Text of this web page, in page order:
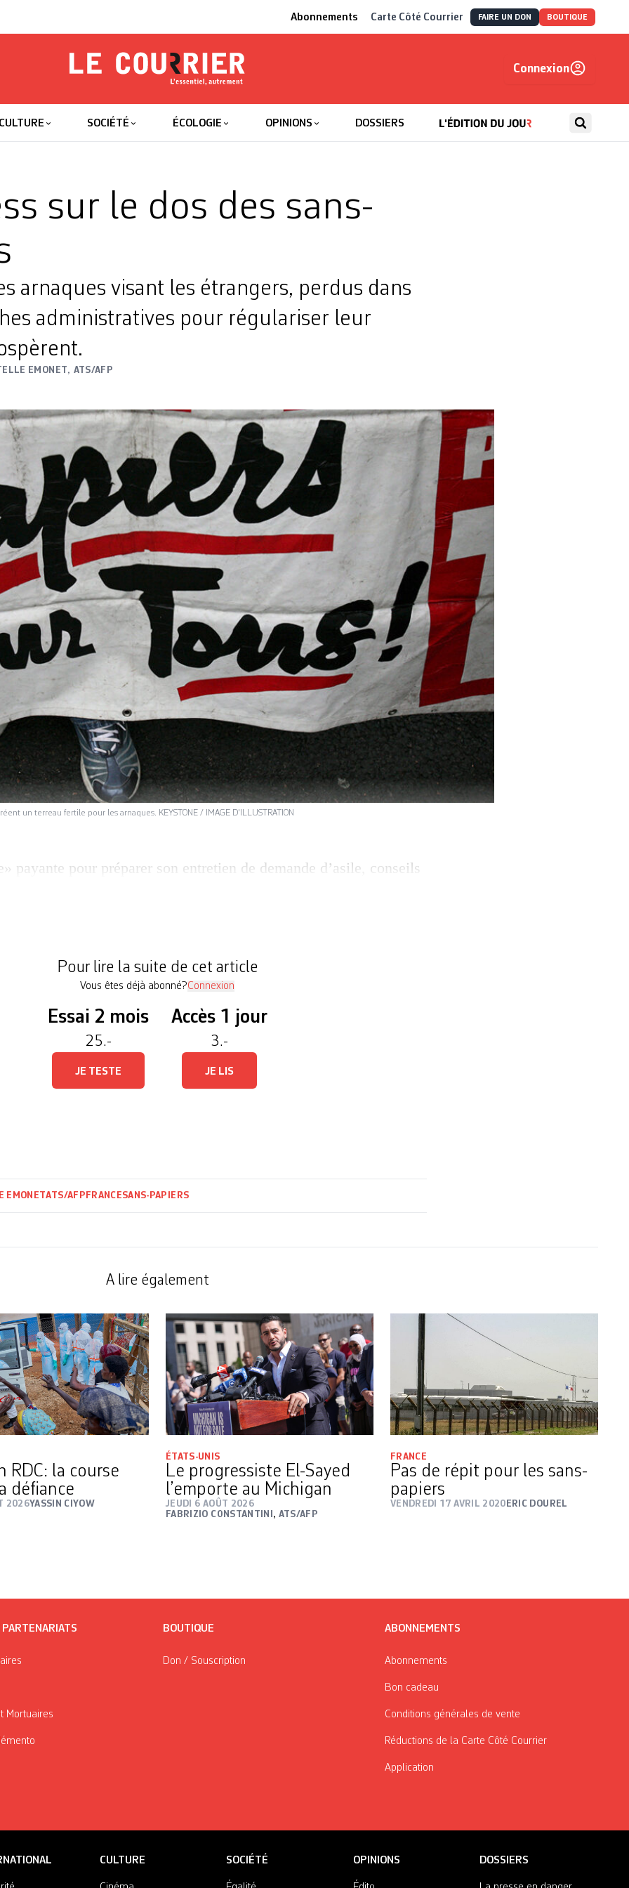
Abonnements Carte Côté Courrier FAIRE UN DON BOUTIQUE
Le Courrier
Connexion
CULTURE SOCIÉTÉ ÉCOLOGIE OPINIONS DOSSIERS
sur le dos des sans-
arnaques visant les étrangers, perdus dans
administratives pour régulariser leur
EMONET, ATS/AFP
un terreau fertile pour les arnaques. KEYSTONE / IMAGE D'ILLUSTRATION
payante pour préparer son entretien de demande d’asile, conseils
Pour lire la suite de cet article
Vous êtes déjà abonné?Connexion
Essai 2 mois
25.-
JE TESTE
Accès 1 jour
3.-
JE LIS
EMONETATS/AFP FRANCESANS-PAPIERS
A lire également
RDC: la course
défiance
2026YASSIN CIYOW
ÉTATS-UNIS
Le progressiste El-Sayed
l’emporte au Michigan
JEUDI 6 AOÛT 2026
FABRIZIO CONSTANTINI , ATS/AFP
FRANCE
Pas de répit pour les sans-
papiers
VENDREDI 17 AVRIL 2020 ERIC DOUREL
Mortuaires
BOUTIQUE
Don / Souscription
ABONNEMENTS
Abonnements
Bon cadeau
Conditions générales de vente
Réductions de la Carte Côté Courrier
Application
CULTURE SOCIÉTÉ OPINIONS DOSSIERS